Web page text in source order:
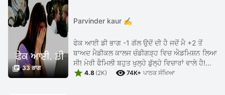
 33 ਭਾਗ
Parvinder kaur ✍️
ਫੇਕ ਆਈ ਡੀ ਭਾਗ -1 ਗੱਲ ਉਦੋਂ ਦੀ ਹੈ ਜਦੋਂ ਮੈ +2 ਤੋਂ
ਬਾਅਦ ਮੈਡੀਕਲ ਕਾਲਜ ਚੰਡੀਗੜ੍ਹ ਵਿਚ ਐਡਮਿਸ਼ਨ ਲਿਆ
ਸੀ! ਮੇਰੀ ਫੈਮਿਲੀ ਬਹੁਤ ਖੁਲ੍ਹੇ ਡੁੱਲ੍ਹੇ ਵਿਚਾਰਾਂ ਵਾਲੇ ਹੈ!
ਕਿਉ ਕਿ ਪਾਪਾ ਬੈਕ ਮੈਨੇਜਰ ਤੇ ਮੰਮੀ ਸਕੂਲ ਦੇ ਪ੍ਰਿੰਸੀਪਲ
 4.8 (2K)  74K+ ਪਾਠਕ ਸੰਖਿਆ